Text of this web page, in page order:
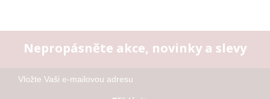
Nepropásněte akce, novinky a slevy